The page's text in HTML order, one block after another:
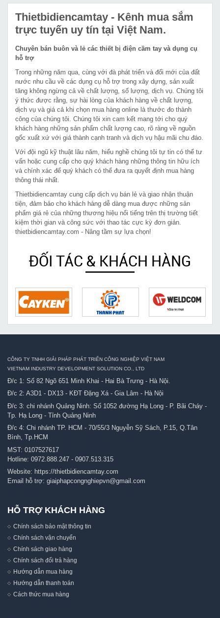
Thietbidiencamtay - Kênh mua sắm
trực tuyến uy tín tại Việt Nam.
Chuyên bán buôn và lẻ các thiết bị điện cầm tay và dụng cụ
hỗ trợ
Trong những năm qua, cùng với đà phát triển và đổi mới của đất
nước nhu cầu về các dụng cụ hỗ trợ trong xây dựng, sản xuất
tăng không ngừng cả về chất lượng, số lượng, dịch vụ. Chúng tôi
ý thức được rằng, sự hài lòng của khách hàng về chất lượng,
dịch vụ và giá cả khi chọn mua hàng online là thước đo thành
công của chúng tôi. Chúng tôi xin cam kết mang tới cho quý
khách hàng những sản phẩm chất lượng cao, rõ ràng về nguồn
gốc xuất xứ với giá thành cạnh tranh và dịch vụ hậu mãi chu đáo.
Với đội ngũ kỹ thuật lâu năm, hiểu nghề chúng tôi tự tin có thể tư
vấn hoặc cung cấp cho quý khách hàng những thông tin hữu ích
và chính xác để quý khách có thể đưa ra quyết định mua hàng
thông thái nhất.
Thietbidiencamtay cung cấp dịch vụ bán lẻ và giao nhận thuận
tiện, đảm bảo cho khách hàng dễ dàng mua được những sản
phẩm giá rẻ của những thương hiệu nổi tiếng trên thị trường tiết
kiệm thời gian và công sức với thao tác cực kỳ đơn giản.
thietbidiencamtay.com - Nâng tầm sự lựa chọn!
ĐỐI TÁC & KHÁCH HÀNG
CÔNG TY TNHH GIẢI PHÁP PHÁT TRIỂN CÔNG NGHIỆP VIỆT NAM
VIETNAM INDUSTRY DEVELOPMENT SOLUTION CO., LTD
Đ/c 1: Số 82 Ngõ 651 Minh Khai - Hai Bà Trưng - Hà Nội.
Đ/c 2: A3D1 - DX13 - KĐT Đặng Xá - Gia Lâm - Hà Nội
Đ/c 3: chi nhánh Quảng Ninh: Số 1052 đường Hạ Long - P. Bãi Cháy -
Tp. Hạ Long - Tỉnh Quảng Ninh
Đ/c 4: Chi nhánh TP. HCM - 70/55/3 Nguyễn Sỹ Sách, P.15, Q.Tân
Bình, Tp.HCM
MST: 0107527617
Hotline: 0972.888.247 - 0907.513.315
Website: https://thietbidiencamtay.com
Email hỗ trợ: giaiphapcongnghiepvn@gmail.com
HỖ TRỢ KHÁCH HÀNG
Chính sách bảo mật thông tin
Chính sách vận chuyển
Chính sách giao hàng
Chính sách đổi trả hàng
Hướng dẫn mua hàng
Hướng dẫn thanh toán
Cách thức mua hàng